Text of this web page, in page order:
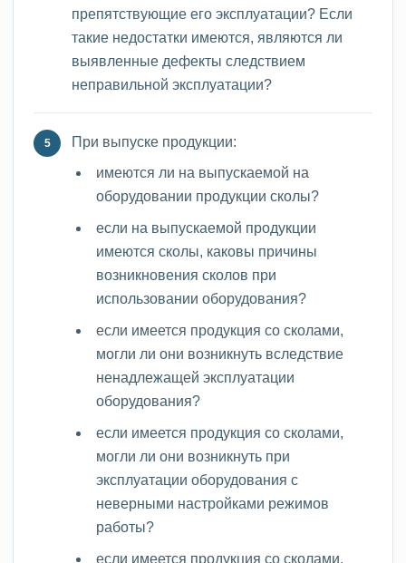
препятствующие его эксплуатации? Если
такие недостатки имеются, являются ли
выявленные дефекты следствием
неправильной эксплуатации?
При выпуске продукции:
имеются ли на выпускаемой на
оборудовании продукции сколы?
если на выпускаемой продукции
имеются сколы, каковы причины
возникновения сколов при
использовании оборудования?
если имеется продукция со сколами,
могли ли они возникнуть вследствие
ненадлежащей эксплуатации
оборудования?
если имеется продукция со сколами,
могли ли они возникнуть при
эксплуатации оборудования с
неверными настройками режимов
работы?
если имеется продукция со сколами,